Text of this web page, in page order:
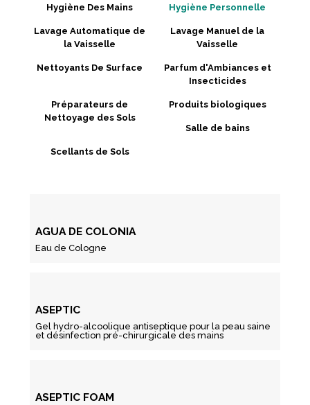
Hygiène Des Mains Hygiène Personnelle
Lavage Automatique de
la Vaisselle
Lavage Manuel de la
Vaisselle
Nettoyants De Surface
Parfum d'Ambiances et
Insecticides
Préparateurs de
Nettoyage des Sols
Produits biologiques
Salle de bains
Scellants de Sols
AGUA DE COLONIA
Eau de Cologne
ASEPTIC
Gel hydro-alcoolique antiseptique pour la peau saine
et désinfection pré-chirurgicale des mains
ASEPTIC FOAM